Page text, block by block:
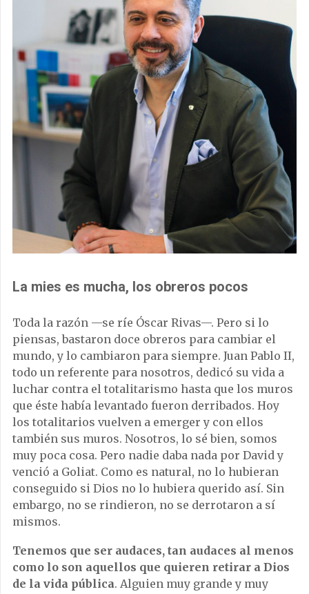
La mies es mucha, los obreros pocos
Toda la razón —se ríe Óscar Rivas—. Pero si lo
piensas, bastaron doce obreros para cambiar el
mundo, y lo cambiaron para siempre. Juan Pablo II,
todo un referente para nosotros, dedicó su vida a
luchar contra el totalitarismo hasta que los muros
que éste había levantado fueron derribados. Hoy
los totalitarios vuelven a emerger y con ellos
también sus muros. Nosotros, lo sé bien, somos
muy poca cosa. Pero nadie daba nada por David y
venció a Goliat. Como es natural, no lo hubieran
conseguido si Dios no lo hubiera querido así. Sin
embargo, no se rindieron, no se derrotaron a sí
mismos.
Tenemos que ser audaces, tan audaces al menos
como lo son aquellos que quieren retirar a Dios
de la vida pública. Alguien muy grande y muy